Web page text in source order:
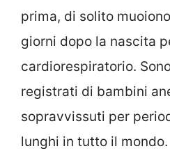
prima, di solito
giorni dopo la nascita
cardiorespiratorio.
registrati di bambini
sopravvissuti per
lunghi in tutto il mondo.